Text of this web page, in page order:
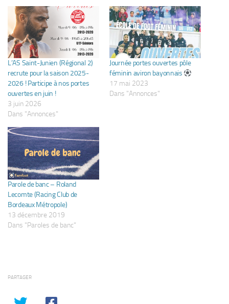
L’AS Saint-Junien (Régional 2)
recrute pour la saison 2025-
2026 ! Participe à nos portes
ouvertes en juin !
3 juin 2026
Dans "Annonces"
Journée portes ouvertes pôle
féminin aviron bayonnais
17 mai 2023
Dans "Annonces"
Parole de banc – Roland
Lecomte (Racing Club de
Bordeaux Métropole)
13 décembre 2019
Dans "Paroles de banc"
PARTAGER